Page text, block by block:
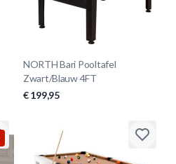
NORTH Bari Pooltafel
Zwart/Blauw 4FT
€ 199,95